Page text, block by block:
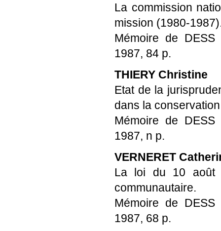
La commission
mission (1980-
Mémoire de DESS
1987, 84 p.
THIERY Christine
Etat de la
dans la
Mémoire de DESS
1987, n p.
VERNERET
La loi du 10 août
communautaire.
Mémoire de DESS
1987, 68 p.